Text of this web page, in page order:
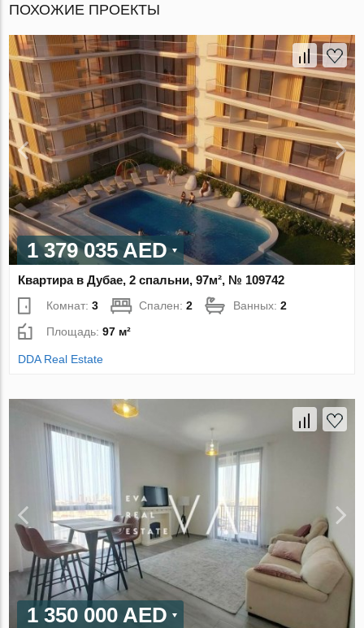
ПОХОЖИЕ ПРОЕКТЫ
1 379 035 AED
Квартира в Дубае, 2 спальни, 97м², № 109742
Комнат:3 Спален:2 Ванных:2
Площадь:97 м²
DDA Real Estate
1 350 000 AED